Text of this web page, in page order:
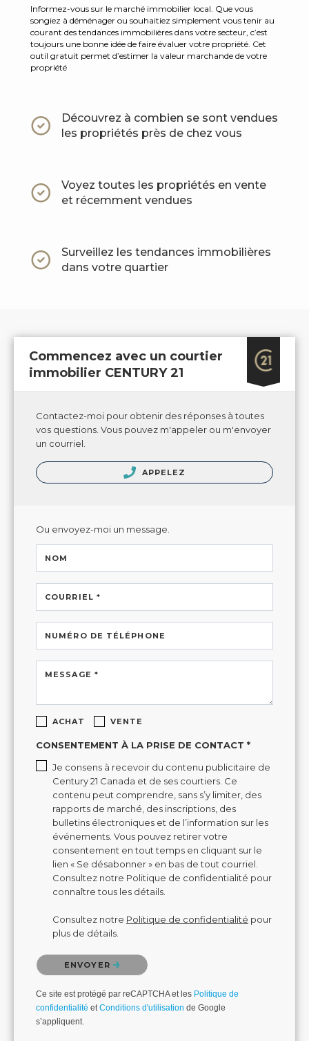
Informez-vous sur le marché immobilier local. Que vous
songiez à déménager ou souhaitiez simplement vous tenir au
courant des tendances immobilières dans votre secteur, c’est
toujours une bonne idée de faire évaluer votre propriété. Cet
outil gratuit permet d’estimer la valeur marchande de votre
propriété
Découvrez à combien se sont vendues
les propriétés près de chez vous
Voyez toutes les propriétés en vente
et récemment vendues
Surveillez les tendances immobilières
dans votre quartier
Commencez avec un courtier
immobilier CENTURY 21
Contactez-moi pour obtenir des réponses à toutes
vos questions. Vous pouvez m'appeler ou m'envoyer
un courriel.
APPELEZ
Ou envoyez-moi un message.
NOM
COURRIEL *
NUMÉRO DE TÉLÉPHONE
MESSAGE *
ACHAT VENTE
CONSENTEMENT À LA PRISE DE CONTACT *
Je consens à recevoir du contenu publicitaire de
Century 21 Canada et de ses courtiers. Ce
contenu peut comprendre, sans s’y limiter, des
rapports de marché, des inscriptions, des
bulletins électroniques et de l’information sur les
événements. Vous pouvez retirer votre
consentement en tout temps en cliquant sur le
lien « Se désabonner » en bas de tout courriel.
Consultez notre Politique de confidentialité pour
connaître tous les détails.
Consultez notre Politique de confidentialité pour
plus de détails.
Veuillez confirmer que vous n'êtes pas un robot.
ENVOYER
Ce site est protégé par reCAPTCHA et les Politique de
confidentialité etConditions d'utilisation de Google
s’appliquent.